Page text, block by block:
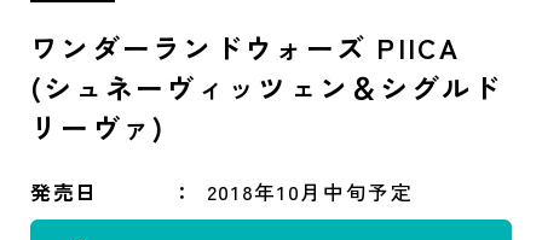
ワンダーランドウォーズ PIICA
(シュネーヴィッツェン＆シグルド
リーヴァ)
発売日 2018年10月中旬予定